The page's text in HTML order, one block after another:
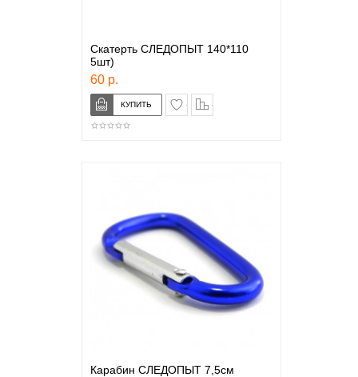
Скатерть СЛЕДОПЫТ 140*110
5шт)
60 р.
в закладки
Карабин СЛЕДОПЫТ 7,5см